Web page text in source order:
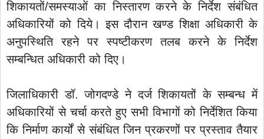
शिकायतों/समस्याओं का निस्तारण करने के निर्देश संबंधित
अधिकारियों को दिये। इस दौरान खण्ड शिक्षा अधिकारी के
अनुपस्थिति रहने पर स्पष्टीकरण तलब करने के निर्देश
सम्बन्धित अधिकारी को दिए।
जिलाधिकारी डॉ. जोगदण्डे ने दर्ज शिकायतों के सम्बन्ध में
अधिकारियों से चर्चा करते हुए सभी विभागों को निर्देशित किया
कि निर्माण कार्यों से संबंधित जिन प्रकरणों पर प्रस्ताव तैयार